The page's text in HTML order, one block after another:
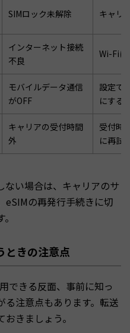
SIMロック未解除 キャリ
インターネット接続
不良
Wi-Fiに
モバイルデータ通信
がOFF
設定で
にする
キャリアの受付時間
外
受付時
に再試
ない場合は、キャリアのサ
eSIMの再発行手続きに切
ときの注意点
できる反面、事前に知っ
る注意点もあります。転送
きましょう。